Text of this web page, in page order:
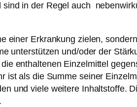
in der Regel auch
einer Erkrankung zielen,
unterstützen und/oder der
enthaltenen Einzelmittel
ist als die Summe seiner
und viele weitere Inhaltstoffe.